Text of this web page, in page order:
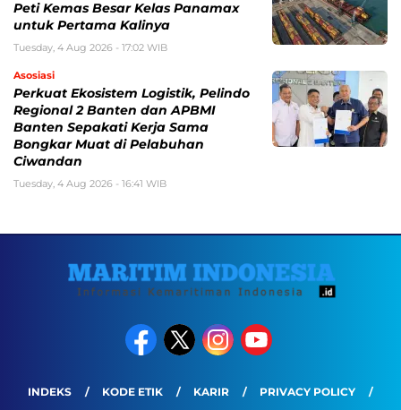
Peti Kemas Besar Kelas Panamax
untuk Pertama Kalinya
Tuesday, 4 Aug 2026 - 17:02 WIB
Asosiasi
Perkuat Ekosistem Logistik, Pelindo
Regional 2 Banten dan APBMI
Banten Sepakati Kerja Sama
Bongkar Muat di Pelabuhan
Ciwandan
Tuesday, 4 Aug 2026 - 16:41 WIB
INDEKS KODE ETIK KARIR PRIVACY POLICY